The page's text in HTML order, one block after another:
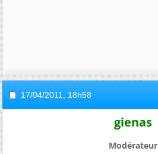
17/04/2011, 18h58
gienas
Modérateur